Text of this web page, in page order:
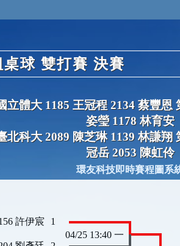
球 雙打賽 決賽
體大 1185 王冠程 2134 蔡豐
姿瑩 1178 林育安
科大 2089 陳芝琳 1139 林謙
冠岳 2053 陳虹伶
環友科技即時賽程圖系
04/25 13:40 一
許伊宸 1